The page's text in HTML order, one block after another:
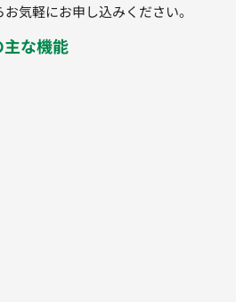
気軽にお申し込みください。
な機能